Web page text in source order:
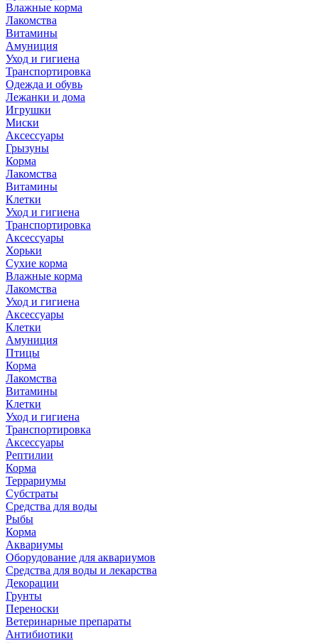
Влажные корма
Лакомства
Витамины
Амуниция
Уход и гигиена
Транспортировка
Одежда и обувь
Лежанки и дома
Игрушки
Миски
Аксессуары
Грызуны
Корма
Лакомства
Витамины
Клетки
Уход и гигиена
Транспортировка
Аксессуары
Хорьки
Сухие корма
Влажные корма
Лакомства
Уход и гигиена
Аксессуары
Клетки
Амуниция
Птицы
Корма
Лакомства
Витамины
Клетки
Уход и гигиена
Транспортировка
Аксессуары
Рептилии
Корма
Террариумы
Субстраты
Средства для воды
Рыбы
Корма
Аквариумы
Оборудование для аквариумов
Средства для воды и лекарства
Декорации
Грунты
Переноски
Ветеринарные препараты
Антибиотики